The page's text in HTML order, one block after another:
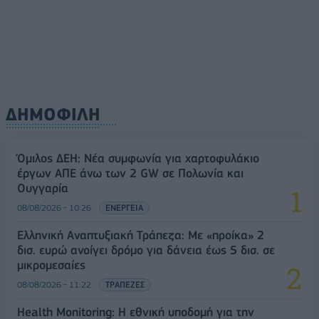
ΔΗΜΟΦΙΛΗ
Όμιλος ΔΕΗ: Νέα συμφωνία για χαρτοφυλάκιο
έργων ΑΠΕ άνω των 2 GW σε Πολωνία και
Ουγγαρία
08/08/2026 - 10:26 ΕΝΕΡΓΕΙΑ
Ελληνική Αναπτυξιακή Τράπεζα: Με «προίκα» 2
δισ. ευρώ ανοίγει δρόμο για δάνεια έως 5 δισ. σε
μικρομεσαίες
08/08/2026 - 11:22 ΤΡΑΠΕΖΕΣ
Health Monitoring: Η εθνική υποδομή για την